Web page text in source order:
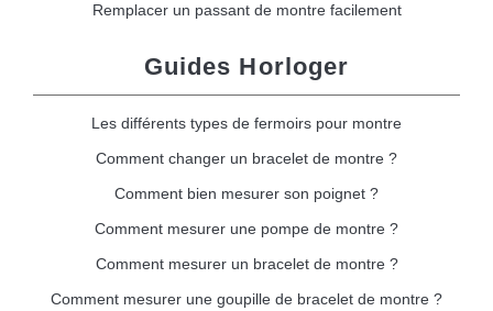
Remplacer un passant de montre facilement
Guides Horloger
Les différents types de fermoirs pour montre
Comment changer un bracelet de montre ?
Comment bien mesurer son poignet ?
Comment mesurer une pompe de montre ?
Comment mesurer un bracelet de montre ?
Comment mesurer une goupille de bracelet de montre ?